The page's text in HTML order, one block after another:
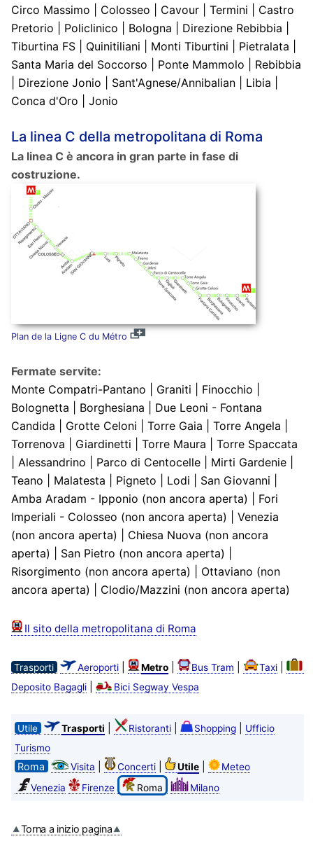
Circo Massimo | Colosseo | Cavour | Termini | Castro
Pretorio | Policlinico | Bologna | Direzione Rebibbia |
Tiburtina FS | Quinitiliani | Monti Tiburtini | Pietralata |
Santa Maria del Soccorso | Ponte Mammolo | Rebibbia
| Direzione Jonio | Sant'Agnese/Annibalian | Libia |
Conca d'Oro | Jonio
La linea C della metropolitana di Roma
La linea C è ancora in gran parte in fase di
costruzione.
Plan de la Ligne C du Métro
Fermate servite:
Monte Compatri-Pantano | Graniti | Finocchio |
Bolognetta | Borghesiana | Due Leoni - Fontana
Candida | Grotte Celoni | Torre Gaia | Torre Angela |
Torrenova | Giardinetti | Torre Maura | Torre Spaccata
| Alessandrino | Parco di Centocelle | Mirti Gardenie |
Teano | Malatesta | Pigneto | Lodi | San Giovanni |
Amba Aradam - Ipponio (non ancora aperta) | Fori
Imperiali - Colosseo (non ancora aperta) | Venezia
(non ancora aperta) | Chiesa Nuova (non ancora
aperta) | San Pietro (non ancora aperta) |
Risorgimento (non ancora aperta) | Ottaviano (non
ancora aperta) | Clodio/Mazzini (non ancora aperta)
Il sito della metropolitana di Roma
Trasporti Aeroporti| Metro| Bus Tram Taxi|
Deposito Bagagli| Bici Segway Vespa
Utile Trasporti Ristoranti| Shopping|
Ufficio
Turismo
Roma Visita Concerti| Utile|
Meteo
Venezia
Firenze Roma Milano
Torna a inizio pagina